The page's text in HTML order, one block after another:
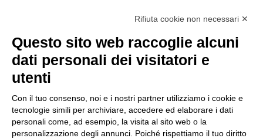
Modello organizzativo, gestione e controllo – D. lgs.
231/2001
Condizioni generali di vendita DKC Power Solutions
Condizioni generali di acquisto
Codice etico
Rifiuta cookie non necessari ✕
Questo sito web raccoglie alcuni
dati personali dei visitatori e
utenti
Con il tuo consenso, noi e i nostri partner utilizziamo i cookie e
tecnologie simili per archiviare, accedere ed elaborare i dati
personali come, ad esempio, la visita al sito web o la
personalizzazione degli annunci. Poiché rispettiamo il tuo diritto